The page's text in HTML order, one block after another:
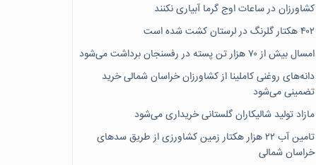
کشاورزان در ساعات اوج گرما آبیاری نکنند
۴۰۲ هکتار گلرنگ در لرستان کشت شده است
امسال بیش از ۷۰ هزار تن پسته در رفسنجان برداشت می‌شود
دانه‌های روغنی کاملینا از کشاورزان خراسان شمالی خرید
تضمینی می‌شود
مازاد تولید شالیکاران گلستانی خریداری می‌شود
تامین آب ۲۲ هزار هکتار زمین کشاورزی از طریق سدهای
خراسان شمالی